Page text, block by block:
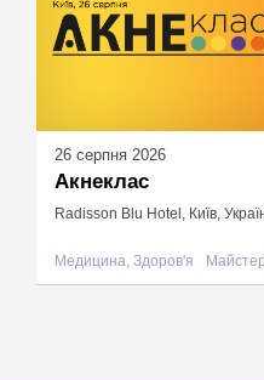
26 серпня 2026
Акнеклас
Radisson Blu Hotel, Київ,
Медицина, Здоров'я